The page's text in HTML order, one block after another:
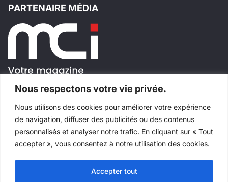
Nous respectons votre vie privée.
Nous utilisons des cookies pour améliorer votre expérience
de navigation, diffuser des publicités ou des contenus
personnalisés et analyser notre trafic. En cliquant sur « Tout
accepter », vous consentez à notre utilisation des cookies.
Accepter tout
PARTENAIRE MÉDIA
SUIVEZ-NOUS!